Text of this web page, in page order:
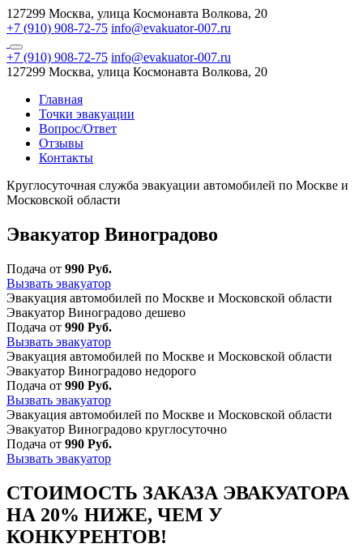
127299 Москва, улица Космонавта Волкова, 20
+7 (910) 908-72-75 info@evakuator-007.ru
+7 (910) 908-72-75 info@evakuator-007.ru
127299 Москва, улица Космонавта Волкова, 20
Главная
Точки эвакуации
Вопрос/Ответ
Отзывы
Контакты
Круглосуточная служба эвакуации автомобилей по Москве и
Московской области
Эвакуатор Виноградово
Подача от 990 Руб.
Вызвать эвакуатор
Эвакуация автомобилей по Москве и Московской области
Эвакуатор Виноградово дешево
Подача от 990 Руб.
Вызвать эвакуатор
Эвакуация автомобилей по Москве и Московской области
Эвакуатор Виноградово недорого
Подача от 990 Руб.
Вызвать эвакуатор
Эвакуация автомобилей по Москве и Московской области
Эвакуатор Виноградово круглосуточно
Подача от 990 Руб.
Вызвать эвакуатор
СТОИМОСТЬ ЗАКАЗА ЭВАКУАТОРА
НА 20% НИЖЕ, ЧЕМ У
КОНКУРЕНТОВ!